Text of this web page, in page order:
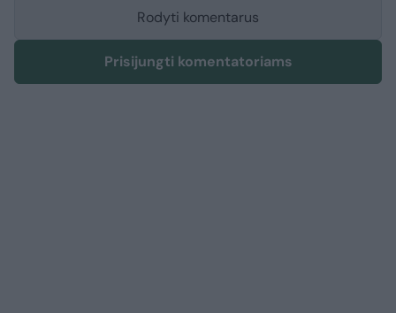
Rodyti komentarus
Prisijungti komentatoriams